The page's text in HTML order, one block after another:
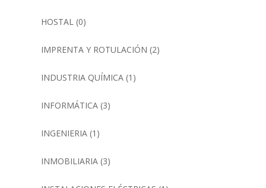
HOSTAL (0)
IMPRENTA Y ROTULACIÓN (2)
INDUSTRIA QUÍMICA(1)
INFORMÁTICA(3)
INGENIERIA(1)
INMOBILIARIA(3)